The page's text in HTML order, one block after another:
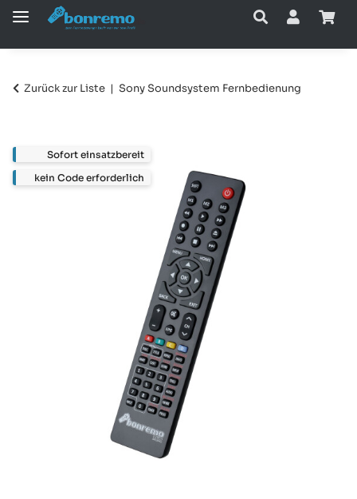
Zurück zur Liste Sony Soundsystem Fernbedienung